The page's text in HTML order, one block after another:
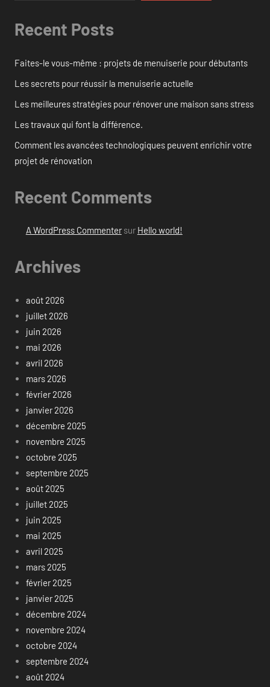
Recent Posts
Faites-le vous-même : projets de menuiserie pour débutants
Les secrets pour réussir la menuiserie actuelle
Les meilleures stratégies pour rénover une maison sans stress
Les travaux qui font la différence.
Comment les avancées technologiques peuvent enrichir votre
projet de rénovation
Recent Comments
A WordPress Commentersur Hello world!
Archives
août 2026
juillet 2026
juin 2026
mai 2026
avril 2026
mars 2026
février 2026
janvier 2026
décembre 2025
novembre 2025
octobre 2025
septembre 2025
août 2025
juillet 2025
juin 2025
mai 2025
avril 2025
mars 2025
février 2025
janvier 2025
décembre 2024
novembre 2024
octobre 2024
septembre 2024
août 2024